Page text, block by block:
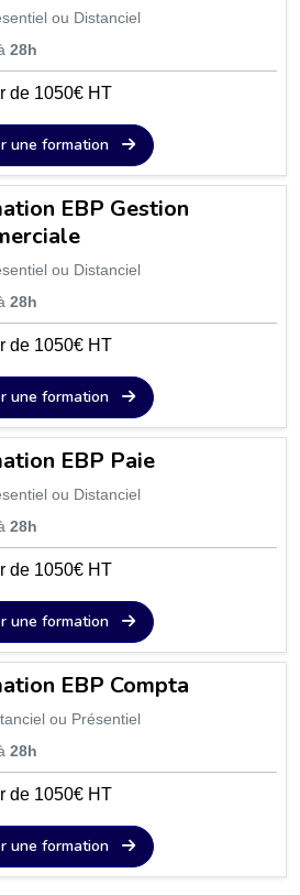
ou Distanciel
28h
de 1050€ HT
une formation
EBP Gestion
ou Distanciel
28h
de 1050€ HT
une formation
EBP Paie
ou Distanciel
28h
de 1050€ HT
une formation
EBP Compta
ou Présentiel
28h
de 1050€ HT
une formation